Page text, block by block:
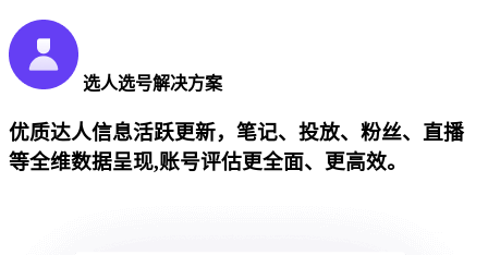
选人选号解决方案
优质达人信息活跃更新，笔记、投放、粉丝、直播
等全维数据呈现,账号评估更全面、更高效。